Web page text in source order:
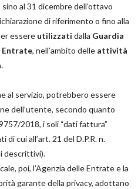
al 31 dicembre dell’ottavo
di riferimento o fino alla
essere utilizzati dalla Guardia
Entrate, nell’ambito delle attività
al servizio, potrebbero essere
dell’utente, secondo quanto
2018, i soli “dati fattura”
cui all’art. 21 del D.P.R. n.
descrittivi).
poi, l’Agenzia delle Entrate e la
garante della privacy, adottano